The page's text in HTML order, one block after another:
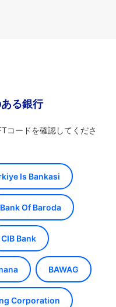
る銀行
コードを確認してくださ
Is Bankasi
Bank Of Baroda
CIB Bank
BAWAG
Corporation